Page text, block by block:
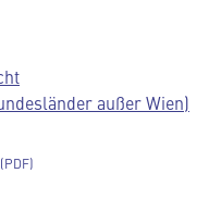
außer Wien)